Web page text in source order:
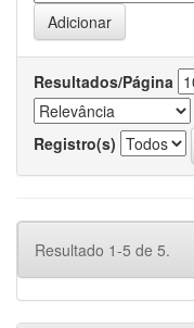
Resultados/Página
Registro(s)
Resultado 1-5 de 5.